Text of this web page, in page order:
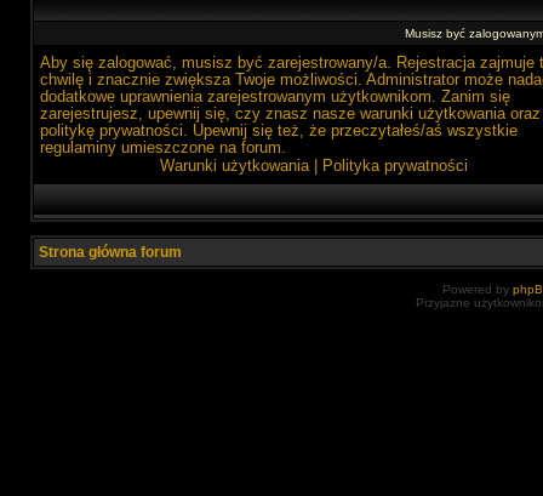
Musisz być
Aby się zalogować, musisz być zarejestrowany/a. Rejestracja zajmuje
chwilę i znacznie zwiększa Twoje możliwości. Administrator może
dodatkowe uprawnienia zarejestrowanym użytkownikom. Zanim się
zarejestrujesz, upewnij się, czy znasz nasze warunki użytkowania oraz
politykę prywatności. Upewnij się też, że przeczytałeś/aś wszystkie
regulaminy umieszczone na forum.
Warunki użytkowania| Polityka prywatności
Strona główna forum
Powered by
Przyjazne